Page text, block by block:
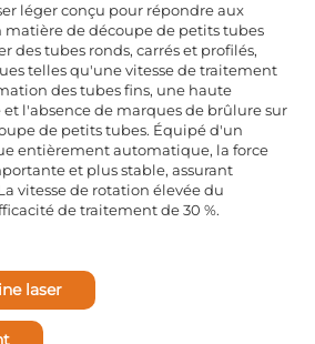
léger conçu pour répondre aux
matière de découpe de petits tubes
des tubes ronds, carrés et profilés,
telles qu'une vitesse de traitement
des tubes fins, une haute
l'absence de marques de brûlure sur
de petits tubes. Équipé d'un
entièrement automatique, la force
et plus stable, assurant
vitesse de rotation élevée du
de traitement de 30 %.
laser